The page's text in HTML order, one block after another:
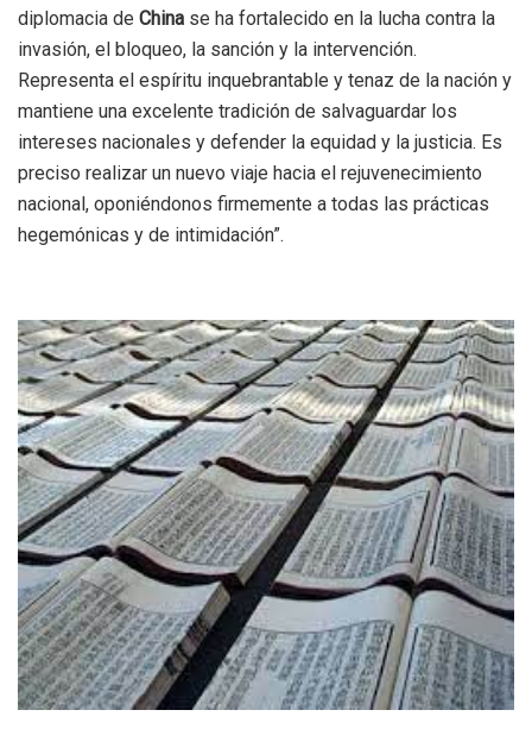
diplomacia de China se ha fortalecido en la lucha contra la
invasión, el bloqueo, la sanción y la intervención.
Representa el espíritu inquebrantable y tenaz de la nación y
mantiene una excelente tradición de salvaguardar los
intereses nacionales y defender la equidad y la justicia. Es
preciso realizar un nuevo viaje hacia el rejuvenecimiento
nacional, oponiéndonos firmemente a todas las prácticas
hegemónicas y de intimidación”.